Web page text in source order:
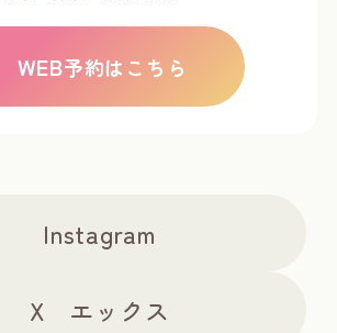
WEB予約はこちら
Instagram
X エックス